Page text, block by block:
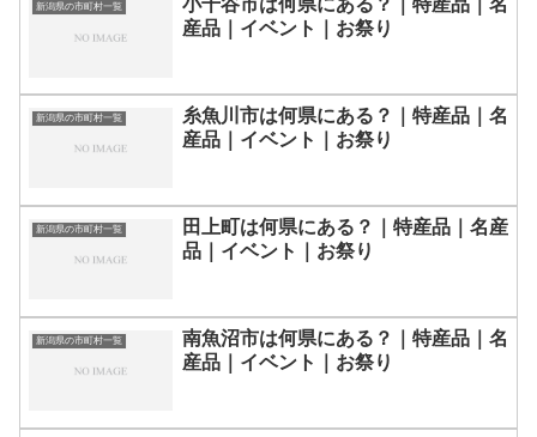
新潟県の市町村一覧
小千谷市は何県にある？｜特産品｜名
産品｜イベント｜お祭り
新潟県の市町村一覧
糸魚川市は何県にある？｜特産品｜名
産品｜イベント｜お祭り
新潟県の市町村一覧
田上町は何県にある？｜特産品｜名産
品｜イベント｜お祭り
新潟県の市町村一覧
南魚沼市は何県にある？｜特産品｜名
産品｜イベント｜お祭り